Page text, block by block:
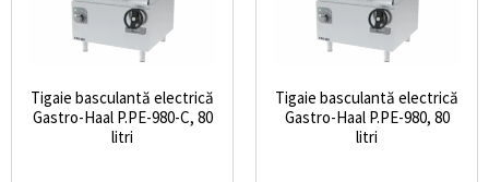
Tigaie basculantă electrică
Gastro-Haal P.PE-980-C, 80
litri
Tigaie basculantă electrică
Gastro-Haal P.PE-980, 80
litri